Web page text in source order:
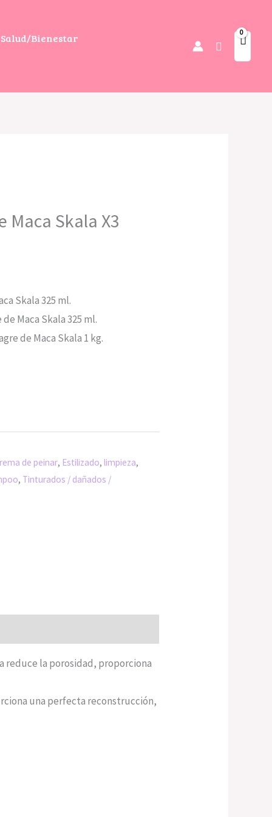
Salud/Bienestar
Buscar
Maca Skala X3
Skala 325 ml.
Maca Skala 325 ml.
de Maca Skala 1 kg.
de peinar, Estilizado, limpieza,
, Tinturados / dañados /
reduce la porosidad, proporciona
una perfecta reconstrucción,